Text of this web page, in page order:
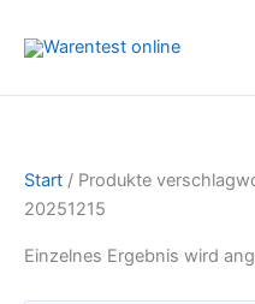
Inhalt
Start / Produkte
20251215
Einzelnes Ergebnis wird